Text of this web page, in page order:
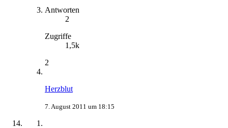
Antworten
2
Zugriffe
1,5k
2
Herzblut
7. August 2011 um 18:15